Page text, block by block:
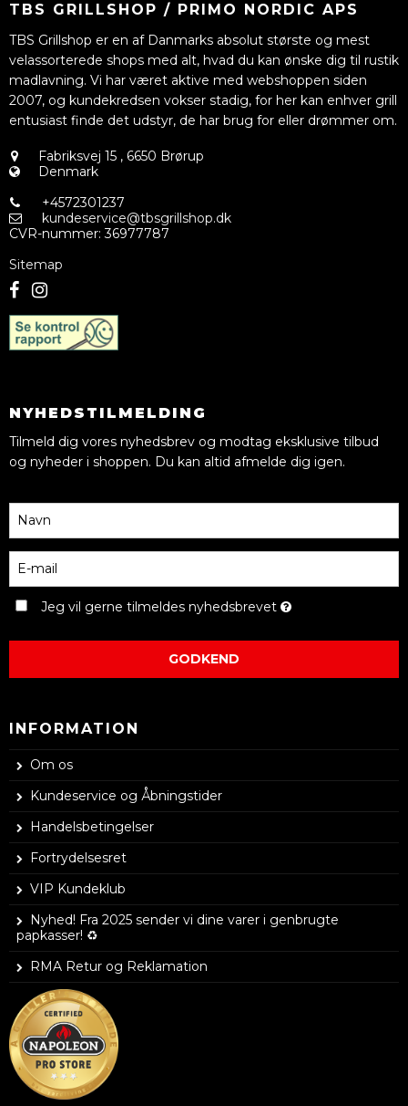
TBS GRILLSHOP / PRIMO NORDIC APS
TBS Grillshop er en af Danmarks absolut største og mest
velassorterede shops med alt, hvad du kan ønske dig til rustik
madlavning. Vi har været aktive med webshoppen siden
2007, og kundekredsen vokser stadig, for her kan enhver grill
entusiast finde det udstyr, de har brug for eller drømmer om.
Fabriksvej 15 , 6650 Brørup
Denmark
+4572301237
kundeservice@tbsgrillshop.dk
CVR-nummer: 36977787
Sitemap
NYHEDSTILMELDING
Tilmeld dig vores nyhedsbrev og modtag eksklusive tilbud
og nyheder i shoppen. Du kan altid afmelde dig igen.
Jeg vil gerne tilmeldes nyhedsbrevet
GODKEND
INFORMATION
Om os
Kundeservice og Åbningstider
Handelsbetingelser
Fortrydelsesret
VIP Kundeklub
Nyhed! Fra 2025 sender vi dine varer i genbrugte
papkasser! ♻️
RMA Retur og Reklamation